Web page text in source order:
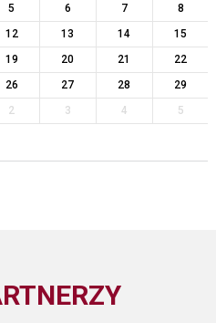
5 6 7
8
12 13 14
15
19 20 21
22
26 27 28
29
2 3 4 5